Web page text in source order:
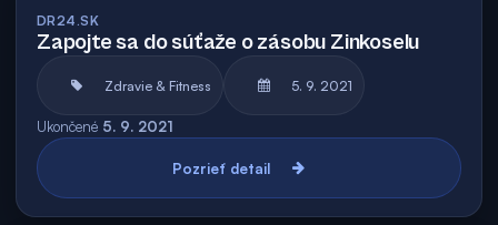
DR24.SK
Zapojte sa do súťaže o zásobu Zinkoselu
Zdravie & Fitness 5. 9. 2021
Ukončené 5. 9. 2021
Pozrieť detail